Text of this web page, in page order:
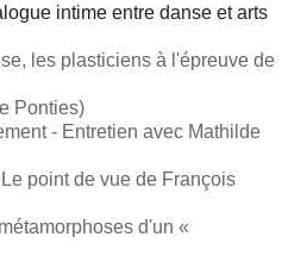
intime entre danse et arts
les plasticiens à l'épreuve de
Ponties)
- Entretien avec Mathilde
point de vue de François
d'un «